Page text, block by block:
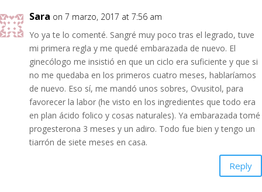
Sara on 7 marzo, 2017 at 7:56 am
Yo ya te lo comenté. Sangré muy poco tras el legrado, tuve
mi primera regla y me quedé embarazada de nuevo. El
ginecólogo me insistió en que un ciclo era suficiente y que si
no me quedaba en los primeros cuatro meses, hablaríamos
de nuevo. Eso sí, me mandó unos sobres, Ovusitol, para
favorecer la labor (he visto en los ingredientes que todo era
en plan ácido folico y cosas naturales). Ya embarazada tomé
progesterona 3 meses y un adiro. Todo fue bien y tengo un
tiarrón de siete meses en casa.
Reply